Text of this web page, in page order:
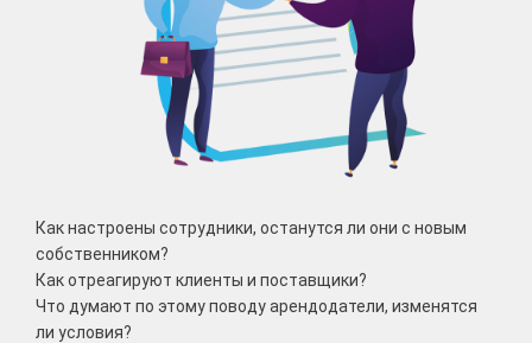
Как настроены сотрудники, останутся ли они с новым
собственником?
Как отреагируют клиенты и поставщики?
Что думают по этому поводу арендодатели, изменятся
ли условия?